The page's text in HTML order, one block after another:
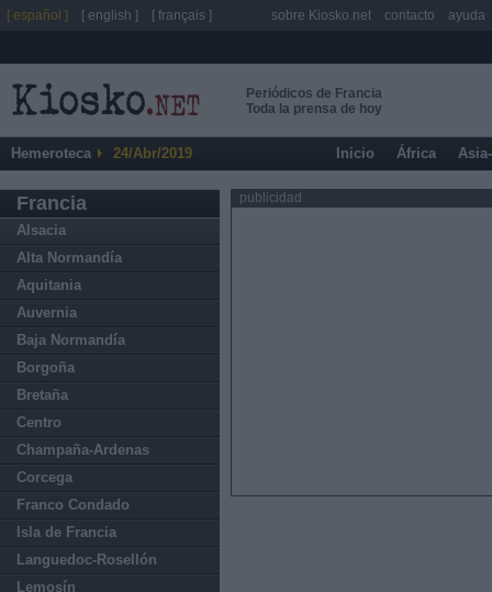
Periódicos de Francia
Toda la prensa de hoy
Hemeroteca 24/Abr/2019 Inicio África
Francia
Alsacia
Alta Normandía
Aquitania
Auvernia
Baja Normandía
Borgoña
Bretaña
Centro
Champaña-Ardenas
Corcega
Franco Condado
Isla de Francia
Languedoc-Rosellón
Lemosín
publicidad
[ español ] [ english ] [ français ] sobre Kiosko.net contacto ayuda